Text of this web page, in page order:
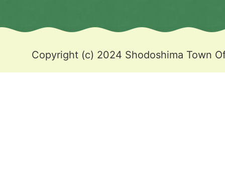
Copyright (c) 2024 Shodoshima Town